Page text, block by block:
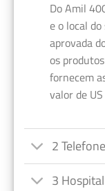
Do Amil
e o local
aprovada
os
fornecem
valor de
2
3